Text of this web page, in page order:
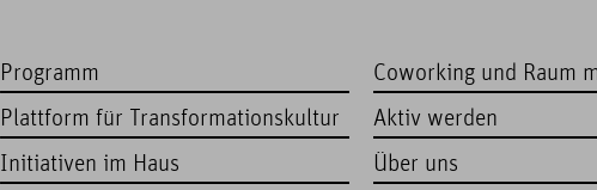
Programm
Plattform für Transformationskultur
Initiativen im Haus
Coworking und Raum
Aktiv werden
Über uns